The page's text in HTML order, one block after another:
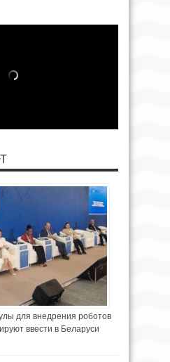
для внедрения роботов
ввести в Беларуси